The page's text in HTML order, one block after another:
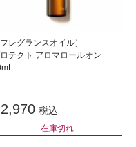
フレグランスオイル］
テクト アロマロールオン
2,970 税込
在庫切れ